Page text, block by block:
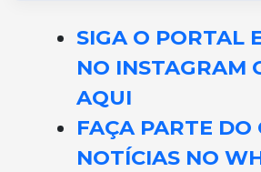
SIGA O PORTAL
NO INSTAGRAM
AQUI
FAÇA PARTE DO
NOTÍCIAS NO